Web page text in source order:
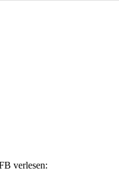
verlesen: